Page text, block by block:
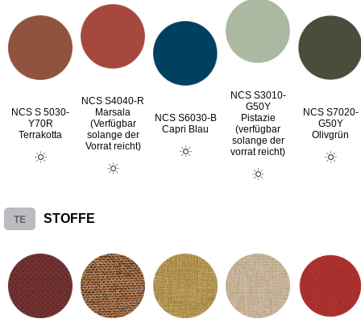
NCS S 5030-
Y70R
Terrakotta
NCS S4040-R
Marsala
(Verfügbar
solange der
Vorrat reicht)
NCS S6030-B
Capri Blau
NCS S3010-
G50Y
Pistazie
(verfügbar
solange der
vorrat reicht)
NCS S7020-
G50Y
Olivgrün
TE STOFFE